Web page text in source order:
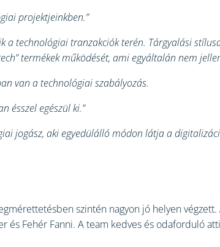
projektjeinkben.”
a technológiai tranzakciók terén. Tárgyalási
termékek működését, ami egyáltalán nem
van a technológiai szabályozás.
ésszel egészül ki.”
jogász, aki egyedülálló módon látja a
szintén nagyon jó helyen
és Fehér Fanni. A team kedves és odaforduló